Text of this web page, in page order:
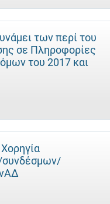
των περί του
σε Πληροφορίες
του 2017 και